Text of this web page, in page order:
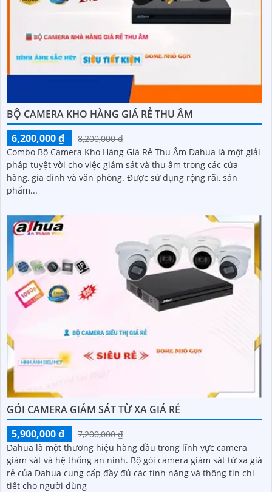
BỘ CAMERA KHO HÀNG GIÁ RẺ THU ÂM
6,200,000 ₫
8,200,000 ₫
Combo Bộ Camera Kho Hàng Giá Rẻ Thu Âm Dahua là một giải
pháp tuyệt vời cho việc giám sát và thu âm trong các cửa
hàng, gia đình và văn phòng. Được sử dụng rộng rãi, sản
phẩm...
GÓI CAMERA GIÁM SÁT TỪ XA GIÁ RẺ
5,900,000 ₫
7,200,000 ₫
Dahua là một thương hiệu hàng đầu trong lĩnh vực camera
giám sát và hệ thống an ninh. Bộ gói camera giám sát từ xa giá
rẻ của Dahua cung cấp đầy đủ các tính năng và thông tin chi
tiết cho người dùng